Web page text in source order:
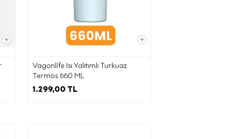
Vagonlife Isı Yalıtımlı Turkuaz
Termos 660 ML
1.299,00 TL